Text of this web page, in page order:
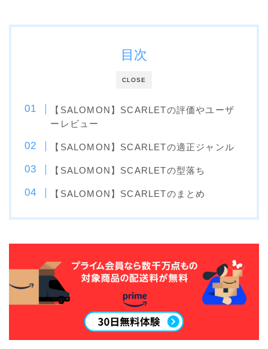
RIDE
SCOOTER
SABRINA
SESSIONS
SPREAD
WRXsb
YONEX
BENT METAL
BURTON
FIX
CLOSE
目次
【SALOMON】SCARLETの評価やユーザ
ーレビュー
【SALOMON】SCARLETの適正ジャンル
【SALOMON】SCARLETの型落ち
【SALOMON】SCARLETのまとめ